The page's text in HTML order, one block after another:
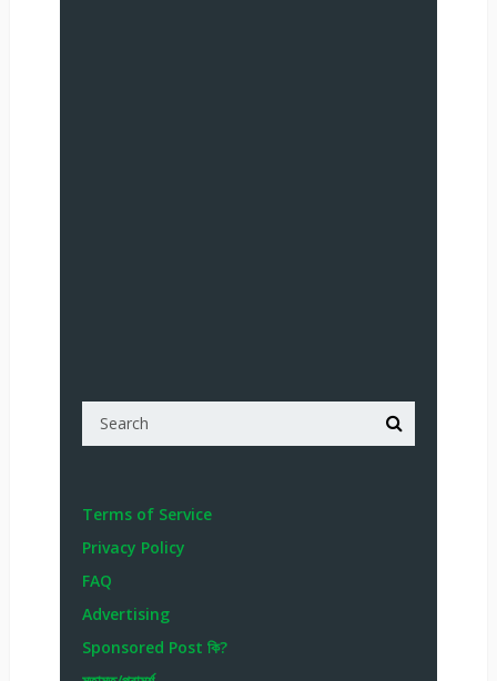
Terms of Service
Privacy Policy
FAQ
Advertising
Sponsored Post কি?